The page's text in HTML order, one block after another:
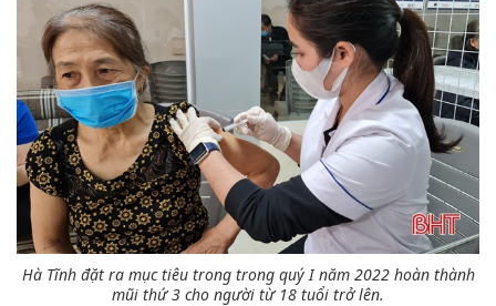
Hà Tĩnh đặt ra mục tiêu trong trong quý I năm 2022 hoàn thành
mũi thứ 3 cho người từ 18 tuổi trở lên.